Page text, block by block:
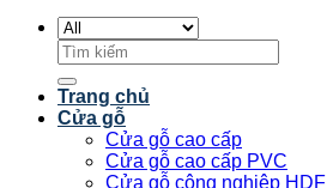
Tìm
kiếm:
Trang chủ
Cửa gỗ
Cửa gỗ cao cấp
Cửa gỗ cao cấp PVC
Cửa gỗ công nghiệp HDF